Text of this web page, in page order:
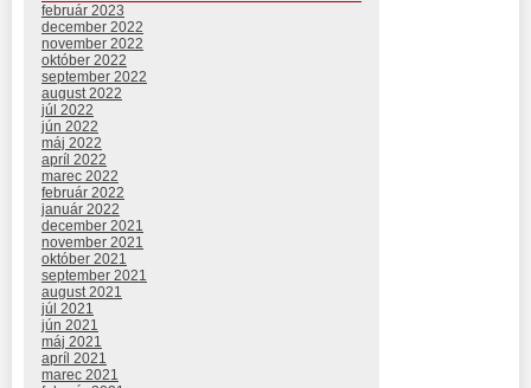
február 2023
december 2022
november 2022
október 2022
september 2022
august 2022
júl 2022
jún 2022
máj 2022
apríl 2022
marec 2022
február 2022
január 2022
december 2021
november 2021
október 2021
september 2021
august 2021
júl 2021
jún 2021
máj 2021
apríl 2021
marec 2021